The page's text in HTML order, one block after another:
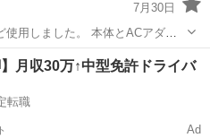
7月30日
。 本体とACアダプ
ます。 ■次世代Wi-Fi規
他 ASUS
】月収30万↑中型免許ドライバ
転職
Ad